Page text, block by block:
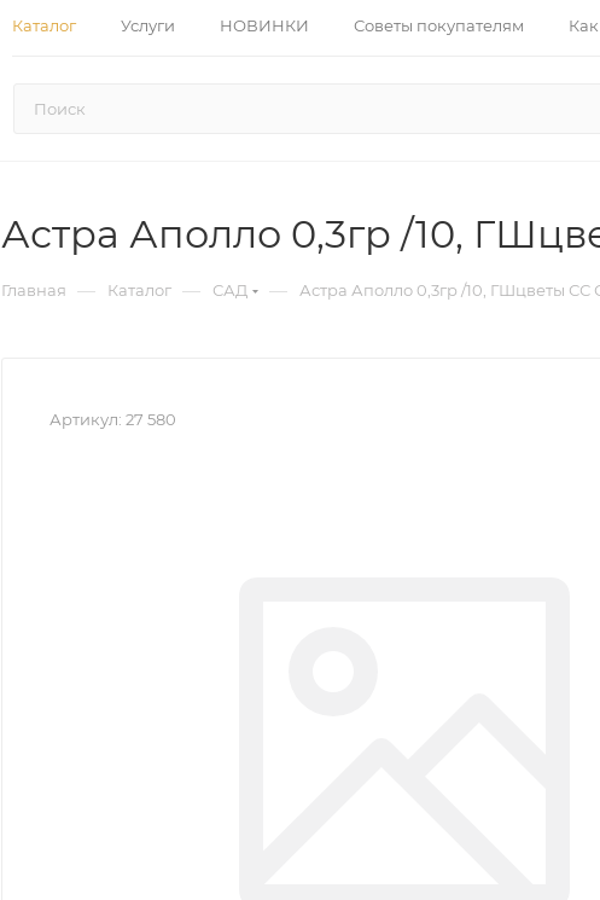
Каталог Услуги НОВИНКИ Советы покупателям
Астра Аполло 0,3гр /10,
Главная — Каталог — САД — Астра Аполло 0,3гр /10, ГШцветы СС
Артикул: 27 580